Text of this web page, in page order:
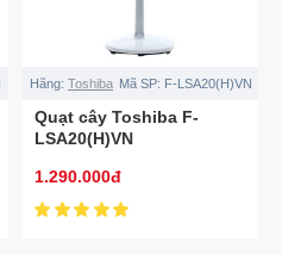
Hãng: Toshiba Mã SP: F-LSA20(H)VN
Quạt cây Toshiba F-
LSA20(H)VN
1.290.000đ